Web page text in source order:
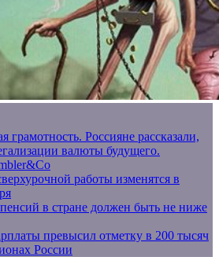
грамотность. Россияне рассказали,
валюты будущего.
работы изменятся в
в стране должен быть не ниже
превысил отметку в 200 тысяч
России